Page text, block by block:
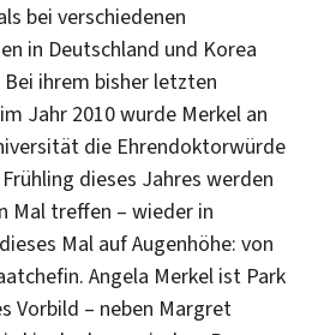
bei verschiedenen
in Deutschland und Korea
ihrem bisher letzten
Jahr 2010 wurde Merkel an
die Ehrendoktorwürde
dieses Jahres werden
Mal treffen – wieder in
Mal auf Augenhöhe: von
Angela Merkel ist Park
Vorbild – neben Margret